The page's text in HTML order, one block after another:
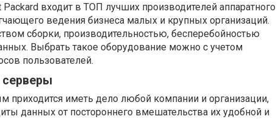
входит в ТОП лучших производителей аппаратного
ведения бизнеса малых и крупных организаций.
сборки, производительностью, бесперебойностью
Выбрать такое оборудование можно с учетом
пользователей.
приходится иметь дело любой компании и организации,
данных от постороннего вмешательства их удобной и